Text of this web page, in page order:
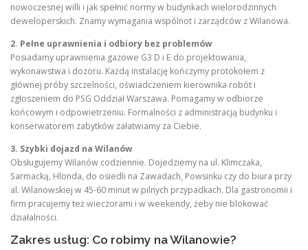
nowoczesnej willi i jak spełnić normy w budynkach wielorodzinnych
deweloperskich. Znamy wymagania wspólnot i zarządców z Wilanowa.
2. Pełne uprawnienia i odbiory bez problemów
Posiadamy uprawnienia gazowe G3 D i E do projektowania,
wykonawstwa i dozoru. Każdą instalację kończymy protokołem z
głównej próby szczelności, oświadczeniem kierownika robót i
zgłoszeniem do PSG Oddział Warszawa. Pomagamy w odbiorze
końcowym i odpowietrzeniu. Formalności z administracją budynku i
konserwatorem zabytków załatwiamy za Ciebie.
3. Szybki dojazd na Wilanów
Obsługujemy Wilanów codziennie. Dojedziemy na ul. Klimczaka,
Sarmacką, Hlonda, do osiedli na Zawadach, Powsinku czy do biura przy
al. Wilanowskiej w 45-60 minut w pilnych przypadkach. Dla gastronomii i
firm pracujemy też wieczorami i w weekendy, żeby nie blokować
działalności.
Zakres usług: Co robimy na Wilanowie?